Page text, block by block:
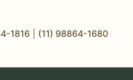
1816 (11) 98864-1680